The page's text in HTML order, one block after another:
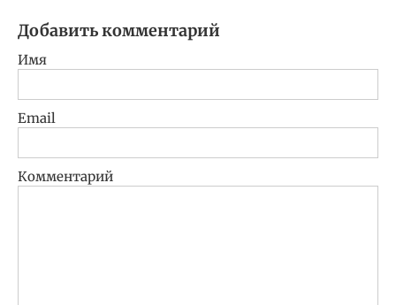
Добавить комментарий
Имя
Email
Комментарий